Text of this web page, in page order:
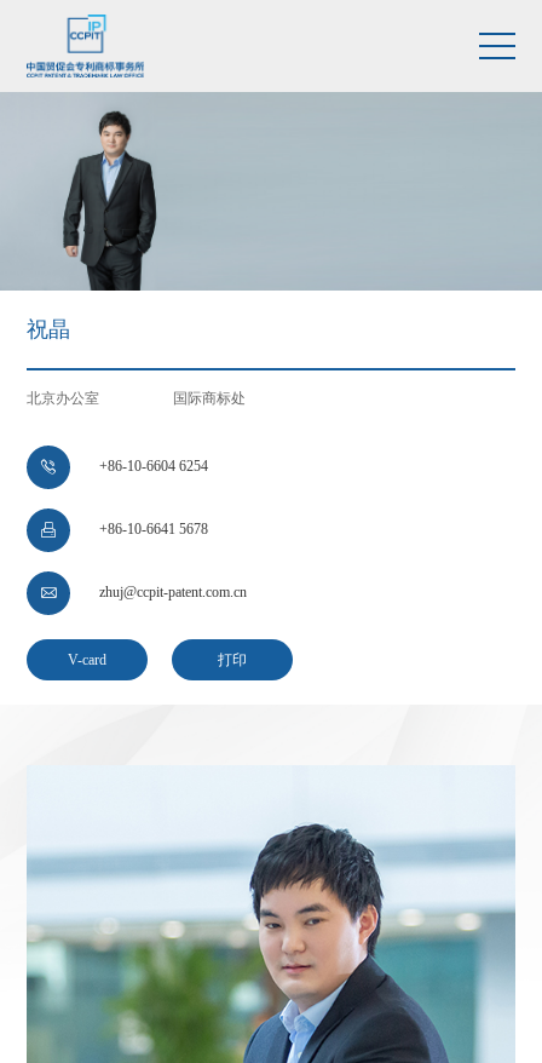
祝晶
北京办公室 国际商标处
 +86-10-6604 6254
 +86-10-6641 5678
 zhuj@ccpit-patent.com.cn
V-card 打印